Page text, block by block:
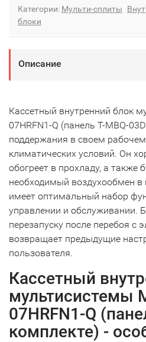
Категории: Мульти-сплиты
блоки
Описание
Кассетный внутренний блок
07HRFN1-Q (панель T-MBQ-
поддержания в своем
климатических условий. Он
обогреет в прохладу, а также
необходимый воздухообмен
имеет оптимальный набор
управлении и обслуживании.
перезапуску после перебоя с
возвращает предыдущие
пользователя.
Кассетный
мультисистемы
07HRFN1-Q
комплекте) -